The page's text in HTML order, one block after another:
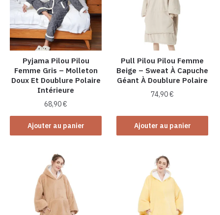
Pyjama Pilou Pilou
Femme Gris – Molleton
Doux Et Doublure Polaire
Intérieure
68,90€
Ajouter au panier
Pull Pilou Pilou Femme
Beige – Sweat À Capuche
Géant À Doublure Polaire
74,90€
Ajouter au panier